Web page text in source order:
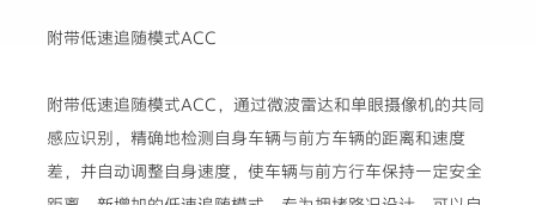
附带低速追随模式ACC
附带低速追随模式ACC，通过微波雷达和单眼摄像机的共同
感应识别，精确地检测自身车辆与前方车辆的距离和速度
差，并自动调整自身速度，使车辆与前方行车保持一定安全